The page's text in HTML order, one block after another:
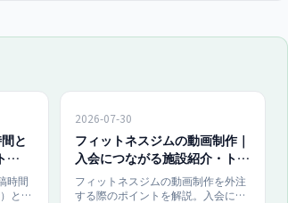
と
時間
と投
2026-07-30
フィットネスジムの動画制作｜
入会につながる施設紹介・トレ
ーニング動画の外注
フィットネスジムの動画制作を外注
する際のポイントを解説。入会につ